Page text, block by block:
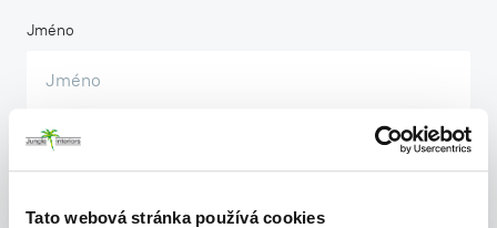
Tato webová stránka používá cookies
Jméno
Příjmení